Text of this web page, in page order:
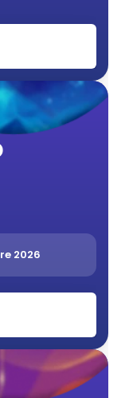
2026